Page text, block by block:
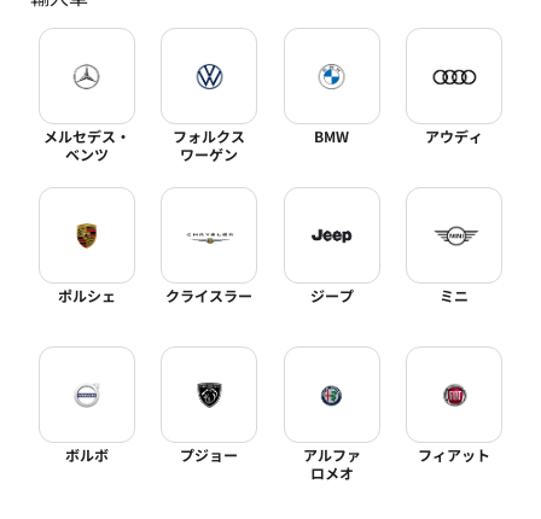
メルセデス・
ベンツ
フォルクス
ワーゲン
BMW アウディ
ポルシェ クライスラー ジープ ミニ
ボルボ プジョー
アルファ
ロメオ
フィアット